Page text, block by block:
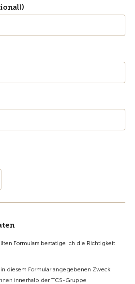
Formulars bestätige ich die Richtigkeit
diesem Formular angegebenen Zweck
innerhalb der TCS-Gruppe